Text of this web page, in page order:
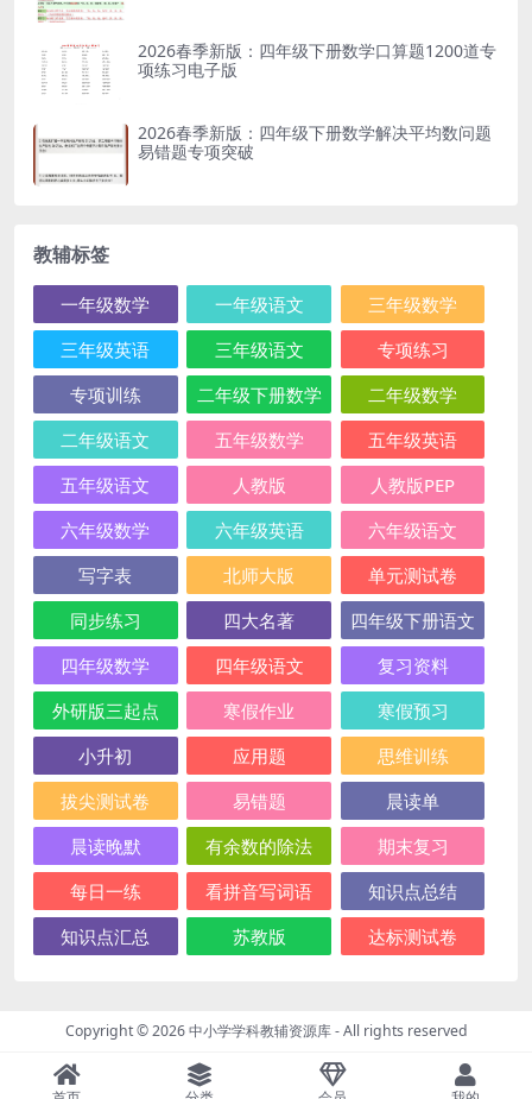
2026春季新版：四年级下册数学口算题1200道专
项练习电子版
2026春季新版：四年级下册数学解决平均数问题
易错题专项突破
教辅标签
一年级数学 一年级语文
三年级数学
三年级英语
三年级语文
专项练习
专项训练
二年级下册数学
二年级数学
二年级语文
五年级数学
五年级英语
五年级语文
人教版
人教版PEP
六年级数学
六年级英语
六年级语文
写字表
北师大版
单元测试卷
同步练习
四大名著
四年级下册语文
四年级数学
四年级语文
复习资料
外研版三起点
寒假作业
寒假预习
小升初
应用题
思维训练
拔尖测试卷
易错题
晨读单
晨读晚默
有余数的除法
期末复习
每日一练
看拼音写词语
知识点总结
知识点汇总
苏教版 达标测试卷
Copyright © 2026中小学学科教辅资源库- All rights reserved